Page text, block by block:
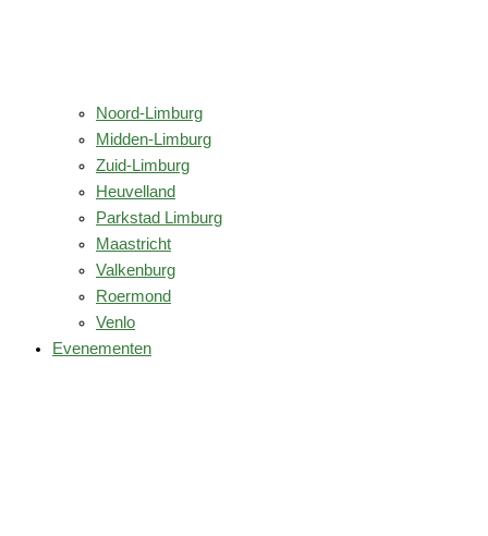
Noord-Limburg
Midden-Limburg
Zuid-Limburg
Heuvelland
Parkstad Limburg
Maastricht
Valkenburg
Roermond
Venlo
Evenementen